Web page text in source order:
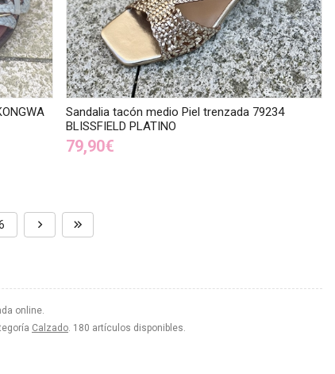
online.
Calzado. 180 artículos disponibles.
Sandalia tacón medio Piel trenzada 79234
BLISSFIELD PLATINO
79,90€